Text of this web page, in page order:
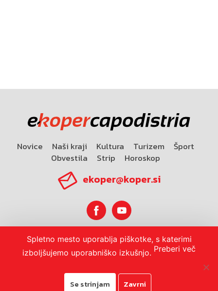
Novice Naši kraji Kultura Turizem
Šport
Obvestila
Strip Horoskop
ekoper@koper.si
Horoskop
Spletno mesto uporablja piškotke, s katerimi
izboljšujemo uporabniško izkušnjo. Preberi več
Se strinjam Zavrni